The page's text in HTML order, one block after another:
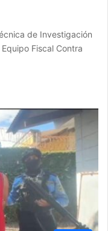
de Investigación
Fiscal Contra